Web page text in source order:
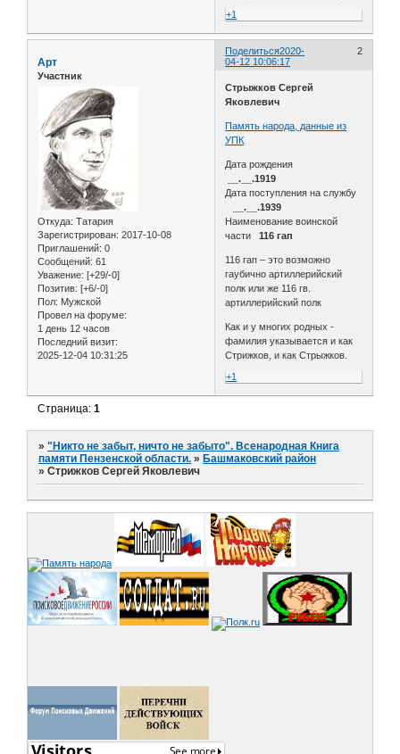
+1
Поделиться 2
2020-
04-12 10:06:17
Арт
Участник
Откуда: Татария
Зарегистрирован: 2017-10-08
Приглашений: 0
Сообщений: 61
Уважение: [+29/-0]
Позитив: [+6/-0]
Пол: Мужской
Провел на форуме:
1 день 12 часов
Последний визит:
2025-12-04 10:31:25
Стрыжков Сергей
Яковлевич
Память народа, данные из
УПК
Дата рождения
__.__.1919
Дата поступления на службу
__.__.1939
Наименование воинской
части116 гап
116 гап – это возможно
гаубично артиллерийский
полк или же 116 гв.
артиллерийский полк
Как и у многих родных -
фамилия указывается и как
Стрижков, и как Стрыжков.
+1
Страница:1
»"Никто не забыт, ничто не забыто". Всенародная Книга
памяти Пензенской области. »Башмаковский район
»Стрижков Сергей Яковлевич